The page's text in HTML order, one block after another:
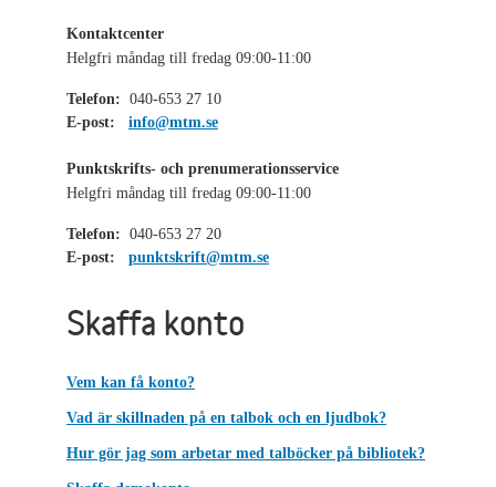
Kontaktcenter
Helgfri måndag till fredag 09:00-11:00
Telefon: 040-653 27 10
E-post:
info@mtm.se
Punktskrifts- och prenumerationsservice
Helgfri måndag till fredag 09:00-11:00
Telefon: 040-653 27 20
E-post:
punktskrift@mtm.se
Skaffa konto
Vem kan få konto?
Vad är skillnaden på en talbok och en ljudbok?
Hur gör jag som arbetar med talböcker på bibliotek?